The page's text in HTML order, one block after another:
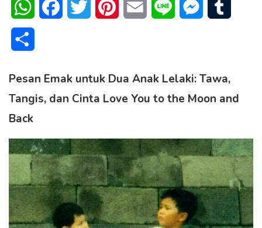
WhatsAppFacebookTwitter PinterestEmail Line Messenger
Pesan Emak untuk Dua Anak Lelaki: Tawa,
Tangis, dan Cinta Love You to the Moon and
Back